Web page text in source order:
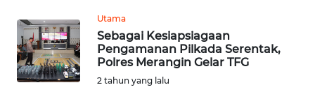
Utama
Sebagai Kesiapsiagaan
Pengamanan Pilkada Serentak,
Polres Merangin Gelar TFG
2 tahun yang lalu
INFO
IKLAN
TENTANG